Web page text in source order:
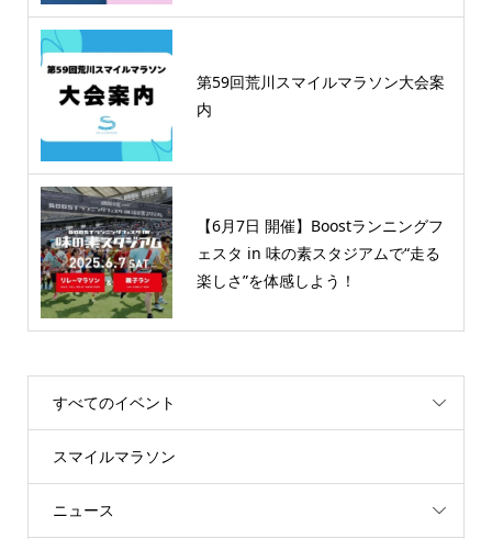
第59回荒川スマイルマラソン大会案
内
【6月7日 開催】Boostランニングフ
ェスタ in 味の素スタジアムで“走る
楽しさ”を体感しよう！
すべてのイベント
スマイルマラソン
ニュース